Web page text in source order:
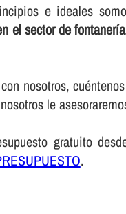
e ideales
el sector de
nosotros,
le
gratuito
.